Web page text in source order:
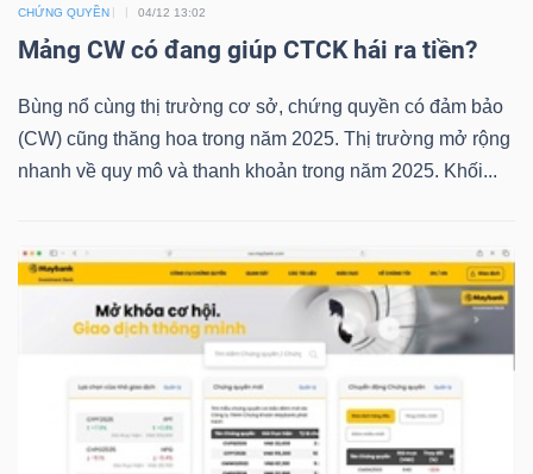
CHỨNG QUYỀN 04/12 13:02
Mảng CW có đang giúp CTCK hái ra tiền?
Bùng nổ cùng thị trường cơ sở, chứng quyền có đảm bảo
(CW) cũng thăng hoa trong năm 2025. Thị trường mở rộng
nhanh về quy mô và thanh khoản trong năm 2025. Khối...
LIỆU
CÔNG
DÙNG
KHÔNG
THIẾT